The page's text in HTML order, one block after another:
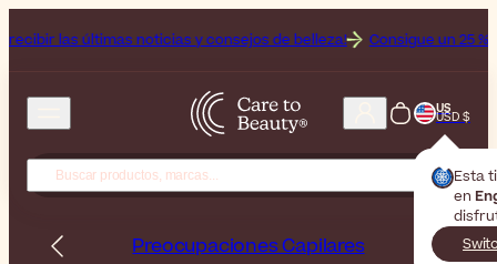
noticias y consejos de belleza! Consigue un 25 % de descuento
US
USD $
Esta
en
Preocupaciones Capilares